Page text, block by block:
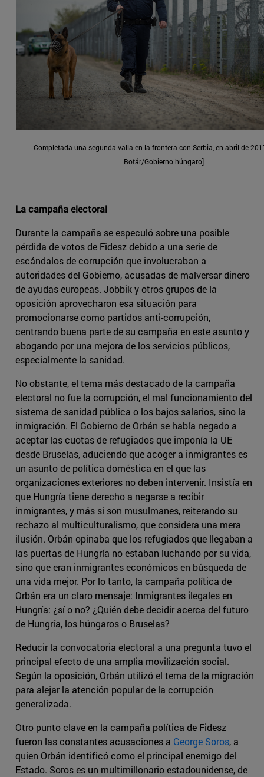
Completada una segunda valla en la frontera con Serbia, en abril de
Botár/Gobierno húngaro]
La campaña electoral
Durante la campaña se especuló sobre una posible
pérdida de votos de Fidesz debido a una serie de
escándalos de corrupción que involucraban a
autoridades del Gobierno, acusadas de malversar dinero
de ayudas europeas. Jobbik y otros grupos de la
oposición aprovecharon esa situación para
promocionarse como partidos anti-corrupción,
centrando buena parte de su campaña en este asunto y
abogando por una mejora de los servicios públicos,
especialmente la sanidad.
No obstante, el tema más destacado de la campaña
electoral no fue la corrupción, el mal funcionamiento del
sistema de sanidad pública o los bajos salarios, sino la
inmigración. El Gobierno de Orbán se había negado a
aceptar las cuotas de refugiados que imponía la UE
desde Bruselas, aduciendo que acoger a inmigrantes es
un asunto de política doméstica en el que las
organizaciones exteriores no deben intervenir. Insistía en
que Hungría tiene derecho a negarse a recibir
inmigrantes, y más si son musulmanes, reiterando su
rechazo al multiculturalismo, que considera una mera
ilusión. Orbán opinaba que los refugiados que llegaban a
las puertas de Hungría no estaban luchando por su vida,
sino que eran inmigrantes económicos en búsqueda de
una vida mejor. Por lo tanto, la campaña política de
Orbán era un claro mensaje: Inmigrantes ilegales en
Hungría: ¿sí o no? ¿Quién debe decidir acerca del futuro
de Hungría, los húngaros o Bruselas?
Reducir la convocatoria electoral a una pregunta tuvo el
principal efecto de una amplia movilización social.
Según la oposición, Orbán utilizó el tema de la migración
para alejar la atención popular de la corrupción
generalizada.
Otro punto clave en la campaña política de Fidesz
fueron las constantes acusaciones a George Soros, a
quien Orbán identificó como el principal enemigo del
Estado. Soros es un multimillonario estadounidense, de